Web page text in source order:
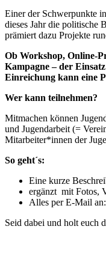
Einer der Schwerpunkte
dieses Jahr die politische
prämiert dazu Projekte
Ob Workshop, Online-
Kampagne – der
Einreichung kann eine
Wer kann teilnehmen?
Mitmachen können
und Jugendarbeit (=
Mitarbeiter*innen der
So geht´s:
Eine kurze
ergänzt mit Fotos,
Alles per E-Mail an:
Seid dabei und holt euch